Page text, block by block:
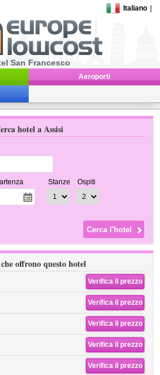
Italiano
San Francesco
Aeroporti
hotel a Assisi
Stanze Ospiti
offrono questo hotel
Verifica il prezzo
Verifica il prezzo
Verifica il prezzo
Verifica il prezzo
Verifica il prezzo